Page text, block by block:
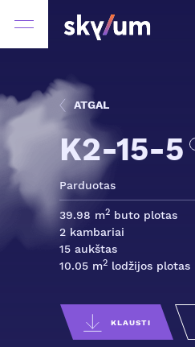
ATGAL
K2-15-5
Parduotas
39.98 m2 buto plotas
2 kambariai
15 aukštas
10.05 m2 lodžijos plotas
KLAUSTI